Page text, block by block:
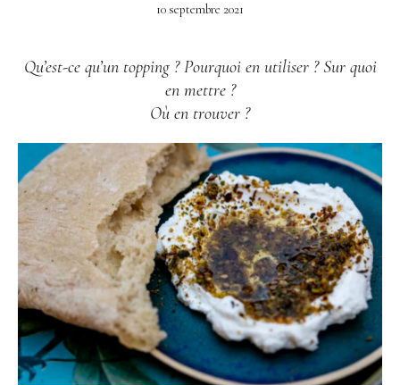
10 septembre 2021
Qu’est-ce qu’un topping ? Pourquoi en utiliser ? Sur quoi
en mettre ?
Où en trouver ?